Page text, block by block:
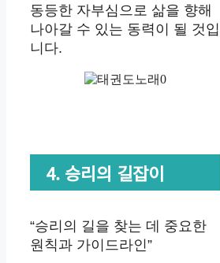
동등한 자부심으로 삶을 향해
나아갈 수 있는 동력이 될 것입
니다.
4. 승리의 길잡이
“승리의 길을 찾는 데 중요한
원칙과 가이드라인”